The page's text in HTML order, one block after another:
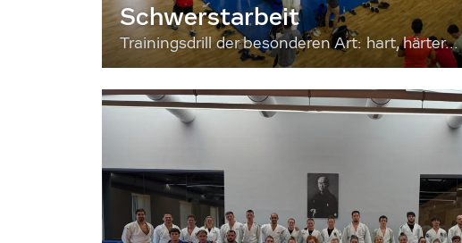
Schwerstarbeit
Trainingsdrill der besonderen Art: hart, härter...